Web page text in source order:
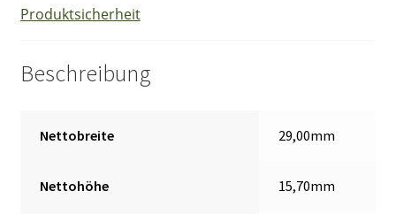
Menge
Produktsicherheit
Beschreibung
Nettobreite 29,00mm
Nettohöhe 15,70mm